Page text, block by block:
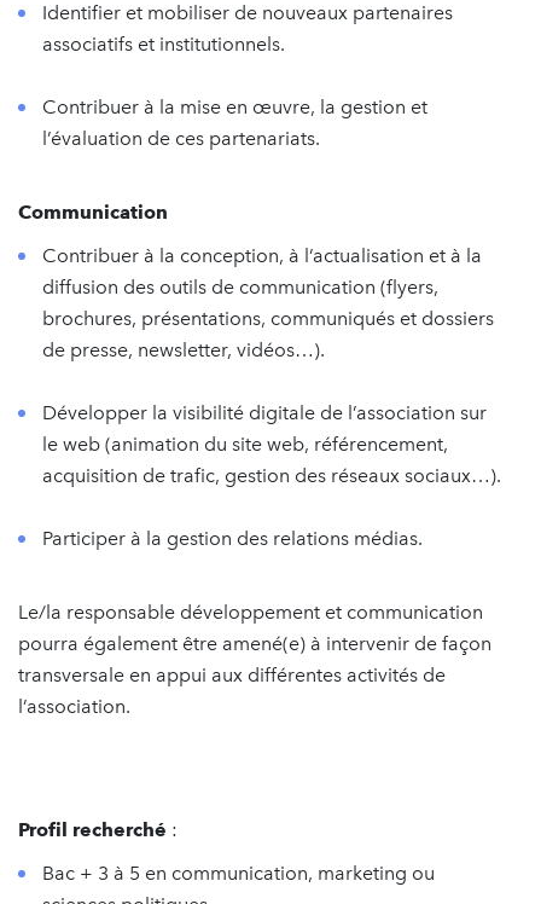
Identifier et mobiliser de nouveaux partenaires
associatifs et institutionnels.
Contribuer à la mise en œuvre, la gestion et
l’évaluation de ces partenariats.
Communication
Contribuer à la conception, à l’actualisation et à la
diffusion des outils de communication (flyers,
brochures, présentations, communiqués et dossiers
de presse, newsletter, vidéos…).
Développer la visibilité digitale de l’association sur
le web (animation du site web, référencement,
acquisition de trafic, gestion des réseaux sociaux…).
Participer à la gestion des relations médias.
Le/la responsable développement et communication
pourra également être amené(e) à intervenir de façon
transversale en appui aux différentes activités de
l’association.
Profil recherché :
Bac + 3 à 5 en communication, marketing ou